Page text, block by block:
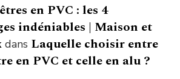
en PVC : les 4
indéniables | Maison et
dans Laquelle choisir entre
en PVC et celle en alu ?